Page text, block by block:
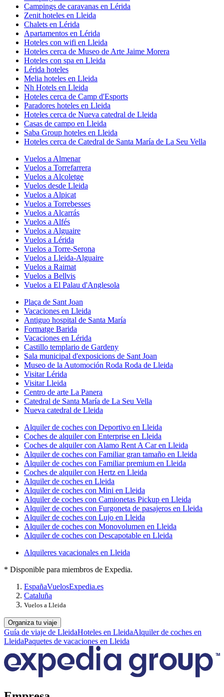
Campings de caravanas en Lérida
Zenit hoteles en Lleida
Chalets en Lérida
Apartamentos en Lérida
Hoteles con wifi en Lleida
Hoteles cerca de Museo de Arte Jaime Morera
Hoteles con spa en Lleida
Lérida hoteles
Melia hoteles en Lleida
Nh Hotels en Lleida
Hoteles cerca de Camp d'Esports
Paradores hoteles en Lleida
Hoteles cerca de Nueva catedral de Lleida
Casas de campo en Lleida
Saba Group hoteles en Lleida
Hoteles cerca de Catedral de Santa María de La Seu Vella
Vuelos a Almenar
Vuelos a Torrefarrera
Vuelos a Alcoletge
Vuelos desde Lleida
Vuelos a Alpicat
Vuelos a Torrebesses
Vuelos a Alcarrás
Vuelos a Alfés
Vuelos a Alguaire
Vuelos a Lérida
Vuelos a Torre-Serona
Vuelos a Lleida-Alguaire
Vuelos a Raimat
Vuelos a Bellvis
Vuelos a El Palau d'Anglesola
Plaça de Sant Joan
Vacaciones en Lleida
Antiguo hospital de Santa María
Formatge Barida
Vacaciones en Lérida
Castillo templario de Gardeny
Sala municipal d'exposicions de Sant Joan
Museo de la Automoción Roda Roda de Lleida
Visitar Lérida
Visitar Lleida
Centro de arte La Panera
Catedral de Santa María de La Seu Vella
Nueva catedral de Lleida
Alquiler de coches con Deportivo en Lleida
Coches de alquiler con Enterprise en Lleida
Coches de alquiler con Alamo Rent A Car en Lleida
Alquiler de coches con Familiar gran tamaño en Lleida
Alquiler de coches con Familiar premium en Lleida
Coches de alquiler con Hertz en Lleida
Alquiler de coches en Lleida
Alquiler de coches con Mini en Lleida
Alquiler de coches con Camionetas Pickup en Lleida
Alquiler de coches con Furgoneta de pasajeros en Lleida
Alquiler de coches con Lujo en Lleida
Alquiler de coches con Monovolumen en Lleida
Alquiler de coches con Descapotable en Lleida
Alquileres vacacionales en Lleida
* Disponible para miembros de Expedia.
EspañaVuelosExpedia.es
Cataluña
Vuelos a Lleida
Organiza tu viaje
Guía de viaje de LleidaHoteles en LleidaAlquiler de coches en
LleidaPaquetes de vacaciones en Lleida